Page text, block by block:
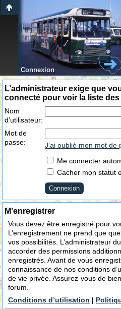
Connexion
L’administrateur exige que
connecté pour voir la liste des
Nom
d’utilisateur:
Mot de
passe:
J’ai oublié mon mot de
Me connecter
Cacher mon statut
M’enregistrer
Vous devez être enregistré pour
L’enregistrement ne prend que
vos possibilités. L’administrateur
accorder des permissions
enregistrés. Avant de vous
connaissance de nos conditions
de vie privée. Assurez-vous de
forum.
Conditions d’utilisation |